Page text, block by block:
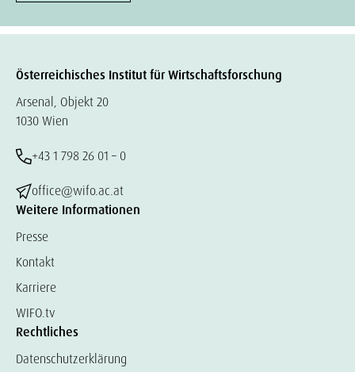
Österreichisches Institut für Wirtschaftsforschung
Arsenal, Objekt 20
1030 Wien
+43 1 798 26 01 – 0
office@wifo.ac.at
Weitere Informationen
Presse
Kontakt
Karriere
WIFO.tv
Rechtliches
Datenschutzerklärung